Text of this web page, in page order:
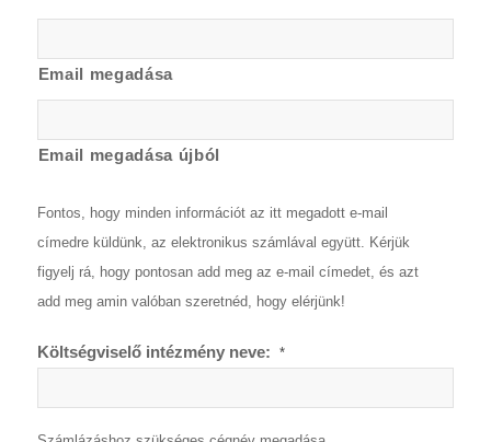
Email megadása
Email megadása újból
Fontos, hogy minden információt az itt megadott e-mail
címedre küldünk, az elektronikus számlával együtt. Kérjük
figyelj rá, hogy pontosan add meg az e-mail címedet, és azt
add meg amin valóban szeretnéd, hogy elérjünk!
Költségviselő intézmény neve: *